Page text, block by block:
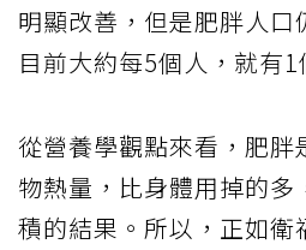
明顯改善，但是肥胖人口
目前大約每5個人，就有1
從營養學觀點來看，肥胖
物熱量，比身體用掉的多
積的結果。所以，正如衛